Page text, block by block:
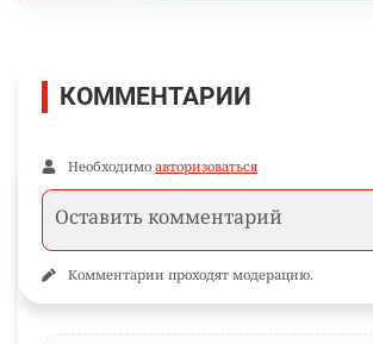
КОММЕНТАРИИ
Необходимо авторизоваться
Комментарии проходят модерацию.